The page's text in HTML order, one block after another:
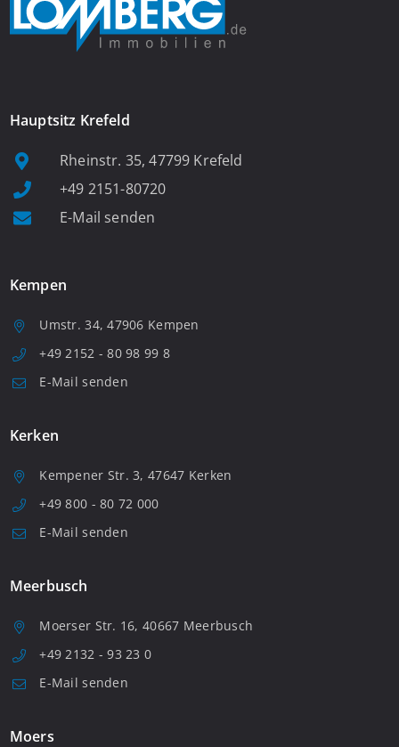
Hauptsitz Krefeld
Rheinstr. 35, 47799 Krefeld
+49 2151-80720
E-Mail senden
Kempen
Umstr. 34, 47906 Kempen
+49 2152 - 80 98 99 8
E-Mail senden
Kerken
Kempener Str. 3, 47647 Kerken
+49 800 - 80 72 000
E-Mail senden
Meerbusch
Moerser Str. 16, 40667 Meerbusch
+49 2132 - 93 23 0
E-Mail senden
Moers